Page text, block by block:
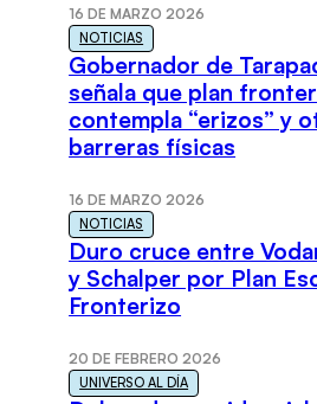
16 DE MARZO 2026
NOTICIAS
Gobernador de
señala que plan
contempla “erizos” y
barreras físicas
16 DE MARZO 2026
NOTICIAS
Duro cruce entre
y Schalper por Plan
Fronterizo
20 DE FEBRERO 2026
UNIVERSO AL DÍA